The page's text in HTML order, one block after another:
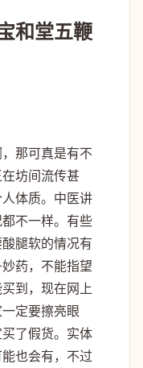
和堂五鞭
那可真是有不
坊间流传甚
体质。中医讲
不一样。有些
腿软的情况有
药，不能指望
到，现在网上
定要擦亮眼
了假货。实体
也会有，不过